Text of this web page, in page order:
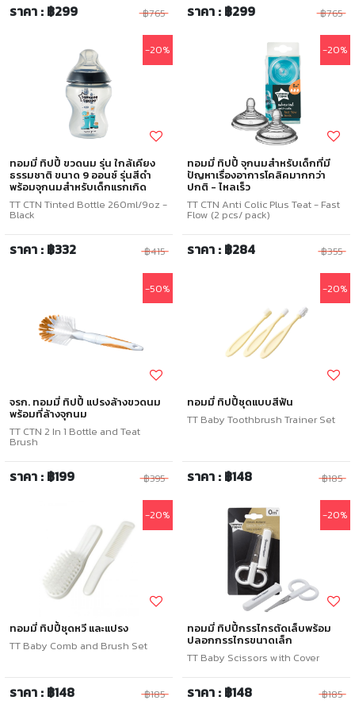
ราคา : ฿299 ฿765 ราคา : ฿299 ฿765
-20%
ทอมมี่ ทิปปี้ ขวดนม รุ่น ใกล้เคียง
ธรรมชาติ ขนาด 9 ออนซ์ รุ่นสีดำ
พร้อมจุกนมสำหรับเด็กแรกเกิด
TT CTN Tinted Bottle 260ml/9oz -
Black
ราคา : ฿332 ฿415
-20%
ทอมมี่ ทิปปี้ จุกนมสำหรับเด็กที่มี
ปัญหาเรื่องอาการโคลิคมากกว่า
ปกติ - ไหลเร็ว
TT CTN Anti Colic Plus Teat - Fast
Flow (2 pcs/ pack)
ราคา : ฿284 ฿355
-50%
จรก. ทอมมี่ ทิปปี้ แปรงล้างขวดนม
พร้อมที่ล้างจุกนม
TT CTN 2 In 1 Bottle and Teat
Brush
ราคา : ฿199 ฿395
-20%
ทอมมี่ ทิปปี้ชุดแบบสีฟัน
TT Baby Toothbrush Trainer Set
ราคา : ฿148 ฿185
-20%
ทอมมี่ ทิปปี้ชุดหวี และแปรง
TT Baby Comb and Brush Set
ราคา : ฿148 ฿185
-20%
ทอมมี่ ทิปปี้กรรไกรตัดเล็บพร้อม
ปลอกกรรไกรขนาดเล็ก
TT Baby Scissors with Cover
ราคา : ฿148 ฿185